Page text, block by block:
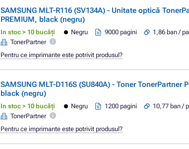
SAMSUNG MLT-R116 (SV134A) - Unitate optică
PREMIUM, black (negru)
In stoc > 10 bucăți Negru 9000 pagini
1,86 ban /
TonerPartner
Pentru ce imprimante este potrivit produsul?
SAMSUNG MLT-D116S (SU840A) - Toner TonerPartner
black (negru)
In stoc > 10 bucăți Negru 1200 pagini
10,77 ban /
TonerPartner
Pentru ce imprimante este potrivit produsul?